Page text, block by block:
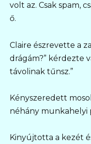
volt az. Csak spam,
ő.
Claire észrevette a
drágám?” kérdezte
távolinak tűnsz.”
Kényszeredett
néhány munkahelyi
Kinyújtotta a kezét